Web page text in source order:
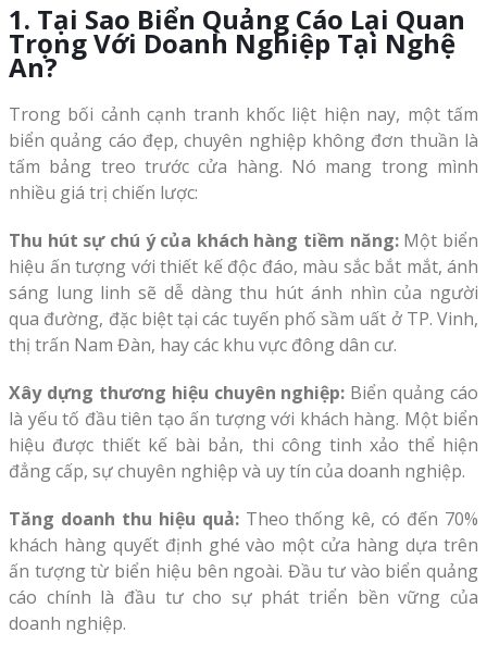
1. Tại Sao Biển Quảng Cáo Lại Quan
Trọng Với Doanh Nghiệp Tại Nghệ
An?
Trong bối cảnh cạnh tranh khốc liệt hiện nay, một tấm
biển quảng cáo đẹp, chuyên nghiệp không đơn thuần là
tấm bảng treo trước cửa hàng. Nó mang trong mình
nhiều giá trị chiến lược:
Thu hút sự chú ý của khách hàng tiềm năng:Một biển
hiệu ấn tượng với thiết kế độc đáo, màu sắc bắt mắt, ánh
sáng lung linh sẽ dễ dàng thu hút ánh nhìn của người
qua đường, đặc biệt tại các tuyến phố sầm uất ở TP. Vinh,
thị trấn Nam Đàn, hay các khu vực đông dân cư.
Xây dựng thương hiệu chuyên nghiệp: Biển quảng cáo
là yếu tố đầu tiên tạo ấn tượng với khách hàng. Một biển
hiệu được thiết kế bài bản, thi công tinh xảo thể hiện
đẳng cấp, sự chuyên nghiệp và uy tín của doanh nghiệp.
Tăng doanh thu hiệu quả:Theo thống kê, có đến 70%
khách hàng quyết định ghé vào một cửa hàng dựa trên
ấn tượng từ biển hiệu bên ngoài. Đầu tư vào biển quảng
cáo chính là đầu tư cho sự phát triển bền vững của
doanh nghiệp.